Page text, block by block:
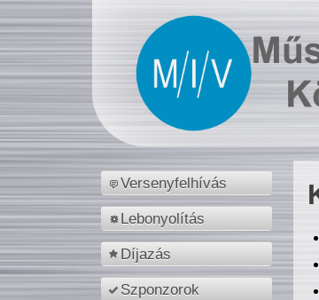
Versenyfelhívás
Lebonyolítás
Díjazás
Szponzorok